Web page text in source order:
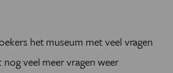
het museum met veel vragen
veel meer vragen weer